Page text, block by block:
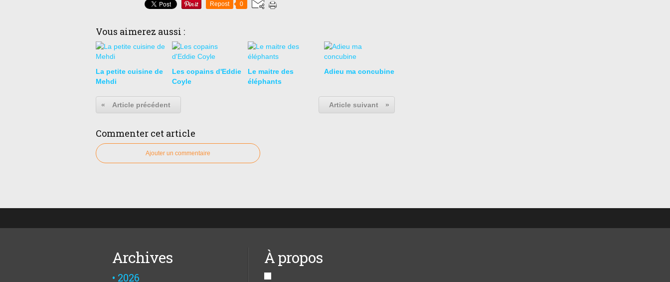
Repost 0
Vous aimerez aussi :
La petite cuisine de
Mehdi
Les copains d'Eddie
Coyle
Le maitre des
éléphants
Adieu ma concubine
« Article précédent Article suivant »
Commenter cet article
Ajouter un commentaire
Archives
2026
À propos